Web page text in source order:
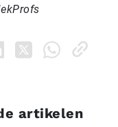
artikelen